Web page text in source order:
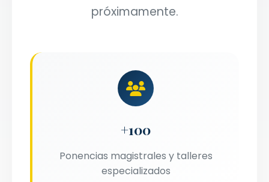
próximamente.
+100
Ponencias magistrales y talleres
especializados